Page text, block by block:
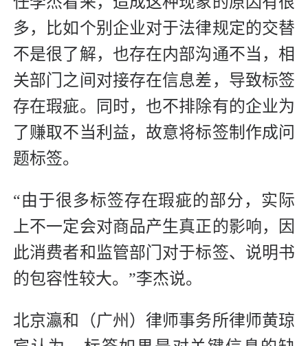
多，比如个别企业对于法律规定的交替
不是很了解，也存在内部沟通不当，相
关部门之间对接存在信息差，导致标签
存在瑕疵。同时，也不排除有的企业为
了赚取不当利益，故意将标签制作成问
题标签。
“由于很多标签存在瑕疵的部分，实际
上不一定会对商品产生真正的影响，因
此消费者和监管部门对于标签、说明书
的包容性较大。”李杰说。
北京瀛和（广州）律师事务所律师黄琼